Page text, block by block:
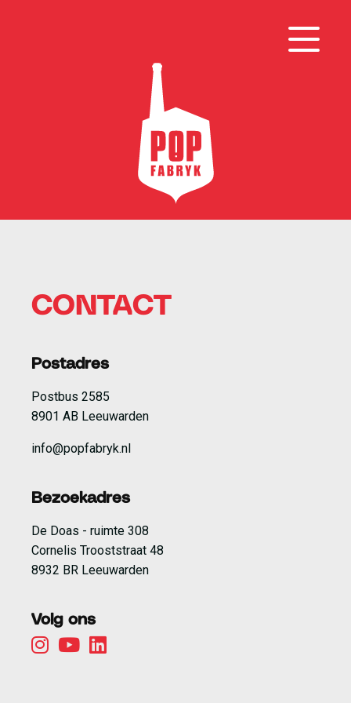
CONTACT
Postadres
Postbus 2585
8901 AB Leeuwarden
info@popfabryk.nl
Bezoekadres
De Doas - ruimte 308
Cornelis Trooststraat 48
8932 BR Leeuwarden
Volg ons